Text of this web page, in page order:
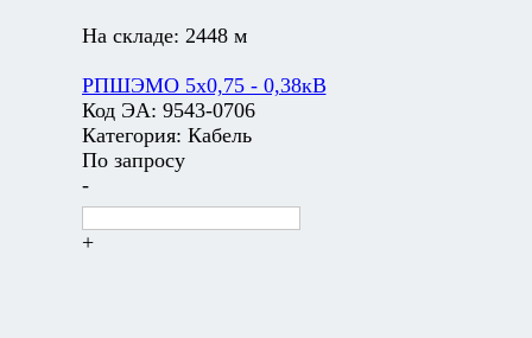
На складе: 2448 м
РПШЭМО 5х0,75 - 0,38кВ
Код ЭА: 9543-0706
Категория: Кабель
По запросу
-
+